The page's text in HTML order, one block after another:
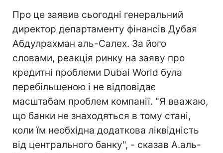
Про це заявив сьогодні генеральний
директор департаменту фінансів Дубая
Абдулрахман аль-Салех. За його
словами, реакція ринку на заяву про
кредитні проблеми Dubai World була
перебільшеною і не відповідає
масштабам проблем компанії. "Я вважаю,
що банки не знаходяться в тому стані,
коли їм необхідна додаткова ліквідність
від центрального банку", - сказав А.аль-